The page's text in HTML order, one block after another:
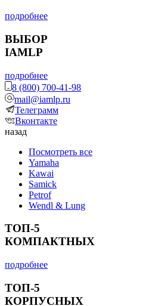
подробнее
ВЫБОР
IAMLP
подробнее
8 (800) 700-41-98
mail@iamlp.ru
Телеграмм
Вконтакте
назад
Посмотреть все
Yamaha
Kawai
Samick
Petrof
Wendl & Lung
ТОП-5
КОМПАКТНЫХ
подробнее
ТОП-5
КОРПУСНЫХ